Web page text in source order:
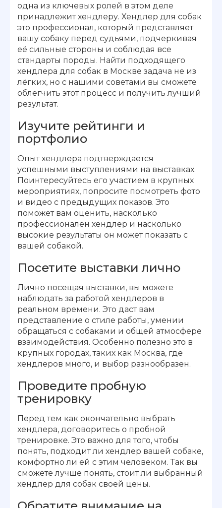
одна из ключевых ролей в этом деле
принадлежит хендлеру. Хендлер для собак
это профессионал, который представляет
вашу собаку перед судьями, подчеркивая
её сильные стороны и соблюдая все
стандарты породы. Найти подходящего
хендлера для собак в Москве задача не из
лёгких, но с нашими советами вы сможете
облегчить этот процесс и получить лучший
результат.
Изучите рейтинги и
портфолио
Опыт хендлера подтверждается
успешными выступлениями на выставках.
Поинтересуйтесь его участием в крупных
мероприятиях, попросите посмотреть фото
и видео с предыдущих показов. Это
поможет вам оценить, насколько
профессионален хендлер и насколько
высокие результаты он может показать с
вашей собакой.
Посетите выставки лично
Лично посещая выставки, вы можете
наблюдать за работой хендлеров в
реальном времени. Это даст вам
представление о стиле работы, умении
обращаться с собаками и общей атмосфере
взаимодействия. Особенно полезно это в
крупных городах, таких как Москва, где
хендлеров много, и выбор разнообразен.
Проведите пробную
тренировку
Перед тем как окончательно выбрать
хендлера, договоритесь о пробной
тренировке. Это важно для того, чтобы
понять, подходит ли хендлер вашей собаке,
комфортно ли ей с этим человеком. Так вы
сможете лучше понять, стоит ли выбранный
хендлер для собак своей цены.